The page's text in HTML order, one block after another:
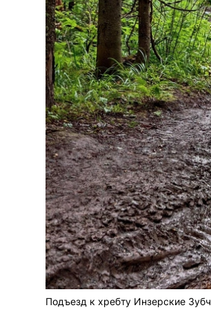
Подъезд к хребту Инзерские